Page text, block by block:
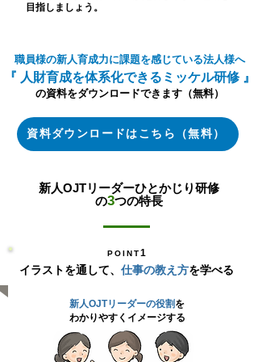
目指しましょう。
職員様の新人育成力に課題を感じている法人様へ
『 人財育成を体系化できるミッケル研修 』
の資料をダウンロードできます（無料）
資料ダウンロードはこちら（無料）
新人OJTリーダーひとかじり研修
の3つの特長
POINT1
イラストを通して、 仕事の教え方を学べる
​新人OJTリーダーの役割 を
わかりやすくイメージする